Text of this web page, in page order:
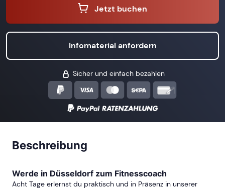
Jetzt buchen
Infomaterial anfordern
Sicher und einfach bezahlen
Beschreibung
Werde in Düsseldorf zum Fitnesscoach
Acht Tage erlernst du praktisch und in Präsenz in unserer